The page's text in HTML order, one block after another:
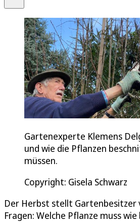
Gartenexperte Klemens
und wie die Pflanzen
müssen.
Copyright: Gisela Schwarz
Der Herbst stellt Gartenbesitzer
Fragen: Welche Pflanze muss